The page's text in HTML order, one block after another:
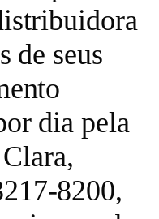
de seus
dia pela
8200,